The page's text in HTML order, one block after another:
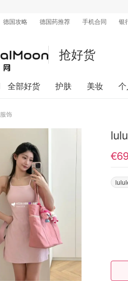
德国攻略 德国药推荐 手机合同 银
抢好货
全部好货 护肤 美妆
服饰